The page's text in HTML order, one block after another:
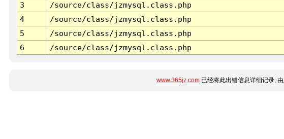
3
/source/class/jzmysql.class.php
4
/source/class/jzmysql.class.php
5
/source/class/jzmysql.class.php
6
/source/class/jzmysql.class.php
www.365jz.com已经将此出错信息详细记录,